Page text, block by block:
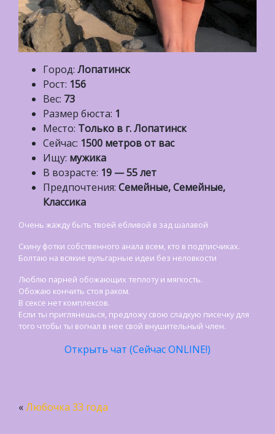
Город: Лопатинск
Рост: 156
Вес: 73
Размер бюста: 1
Место: Только в г. Лопатинск
Сейчас: 1500 метров от вас
Ищу: мужика
В возрасте: 19 — 55 лет
Предпочтения: Семейные, Семейные,
Классика
Очень жажду быть твоей ебливой в зад шалавой
Скину фотки собственного анала всем, кто в подписчиках.
Болтаю на всякие вульгарные идеи без неловкости
Люблю парней обожающих теплоту и мягкость.
Обожаю кончить стоя раком.
В сексе нет комплексов.
Если ты приглянешься, предложу свою сладкую писечку для
того чтобы ты вогнал в нее свой внушительный член.
Открыть чат (Сейчас ONLINE!)
«Любочка 33 года